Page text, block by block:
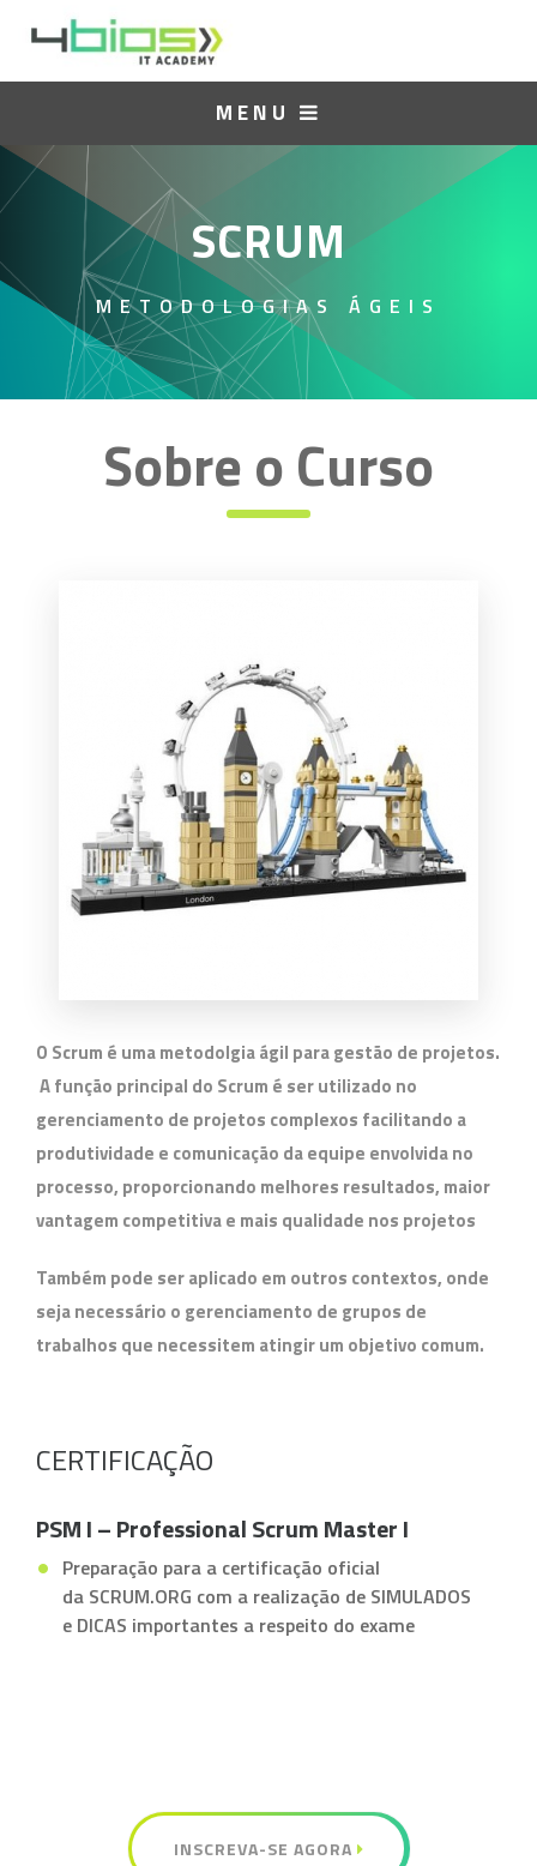
MENU
SCRUM
METODOLOGIAS ÁGEIS
Sobre o Curso
O Scrum é uma metodolgia ágil para gestão de projetos.
A função principal do Scrum é ser utilizado no
gerenciamento de projetos complexos facilitando a
produtividade e comunicação da equipe envolvida no
processo, proporcionando melhores resultados, maior
vantagem competitiva e mais qualidade nos projetos
Também pode ser aplicado em outros contextos, onde
seja necessário o gerenciamento de grupos de
trabalhos que necessitem atingir um objetivo comum.
CERTIFICAÇÃO
PSM I – Professional Scrum Master I
Preparação para a certificação oficial
da SCRUM.ORG com a realização de SIMULADOS
e DICAS importantes a respeito do exame
INSCREVA-SE AGORA